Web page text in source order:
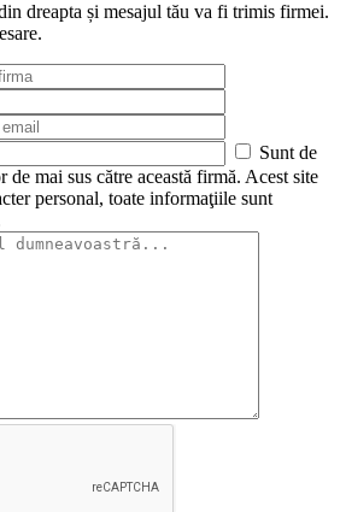
dreapta și mesajul tău va fi trimis firmei.
Sunt de
de mai sus către această firmă. Acest site
personal, toate informaţiile sunt